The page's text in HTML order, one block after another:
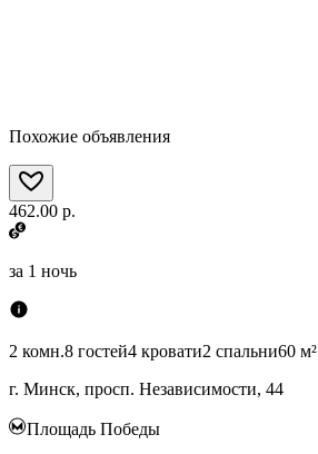
Похожие объявления
462.00 р.
за 1 ночь
2 комн.8 гостей4 кровати2 спальни60 м²
г. Минск, просп. Независимости, 44
Площадь Победы